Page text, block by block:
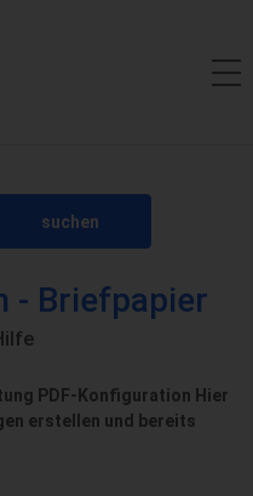
suchen
- Briefpapier
PDF-Konfiguration Hier
erstellen und bereits